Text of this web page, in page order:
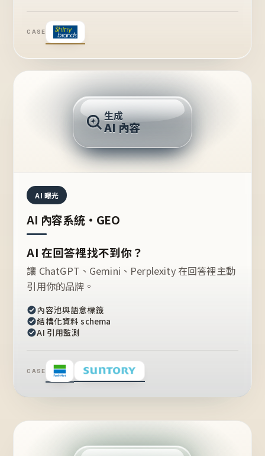
CASE
推薦的台灣品牌？
生成
AI 內容
AI 曝光
AI 內容系統・GEO
AI 在回答裡找不到你？
讓 ChatGPT、Gemini、Perplexity 在回答裡主動
引用你的品牌。
內容池與語意標籤
結構化資料 schema
AI 引用監測
CASE
點